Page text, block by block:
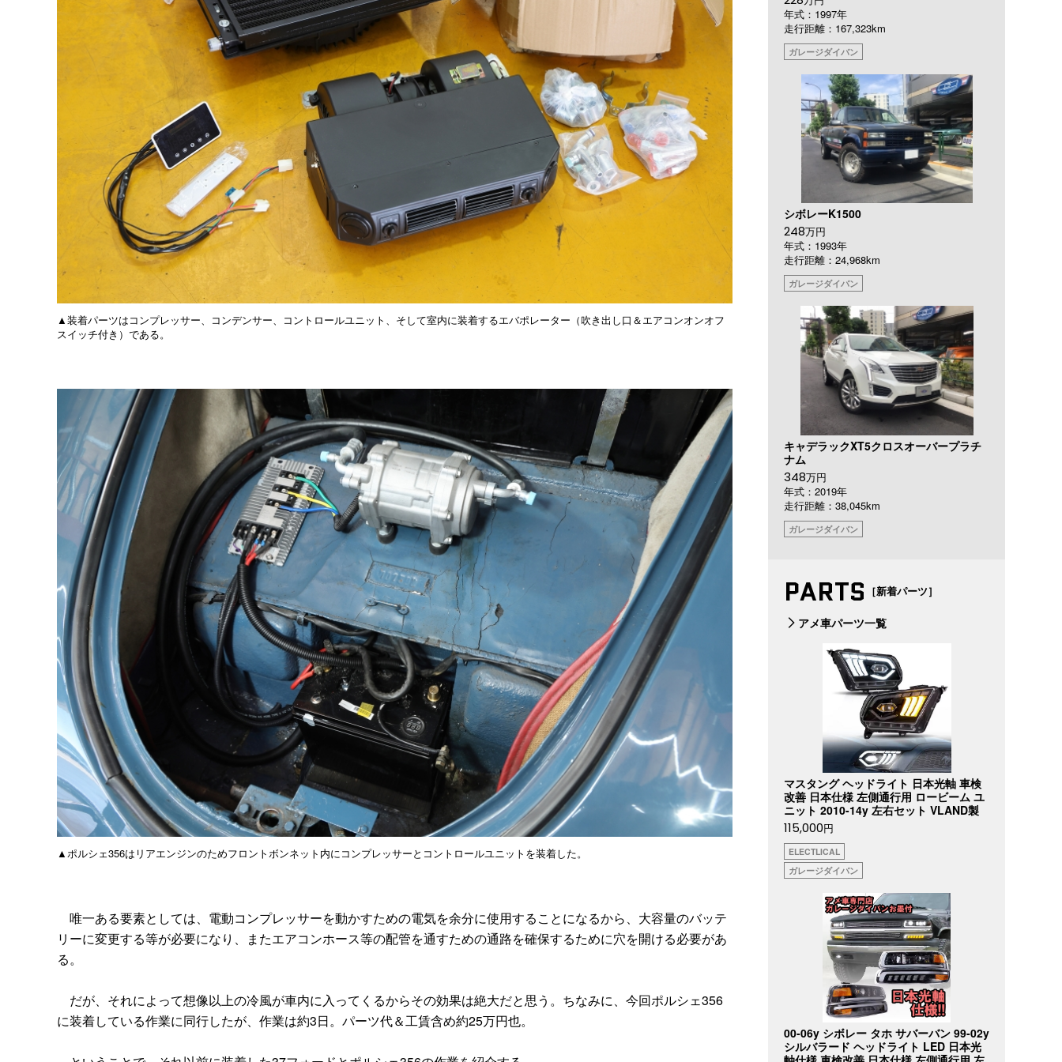
▲装着パーツはコンプレッサー、コンデンサー、コントロールユニット、そして室内に装着するエバポレーター（吹き出し口＆エアコンオンオフ
スイッチ付き）である。
▲ポルシェ356はリアエンジンのためフロントボンネット内にコンプレッサーとコントロールユニットを装着した。
唯一ある要素としては、電動コンプレッサーを動かすための電気を余分に使用することになるから、大容量のバッテ
リーに変更する等が必要になり、またエアコンホース等の配管を通すための通路を確保するために穴を開ける必要があ
る。
だが、それによって想像以上の冷風が車内に入ってくるからその効果は絶大だと思う。ちなみに、今回ポルシェ356
に装着している作業に同行したが、作業は約3日。パーツ代＆工賃含め約25万円也。
年式：1997年
走行距離：167,323km
ガレージダイバン
シボレーK1500
248万円
年式：1993年
走行距離：24,968km
ガレージダイバン
キャデラックXT5クロスオーバープラチ
ナム
348万円
年式：2019年
走行距離：38,045km
ガレージダイバン
PARTS ［新着パーツ］
アメ車パーツ一覧
マスタング ヘッドライト 日本光軸 車検
改善 日本仕様 左側通行用 ロービーム ユ
ニット 2010-14y 左右セット VLAND製
115,000円
ELECTLICAL
ガレージダイバン
00-06y シボレー タホ サバーバン 99-02y
シルバラード ヘッドライト LED 日本光